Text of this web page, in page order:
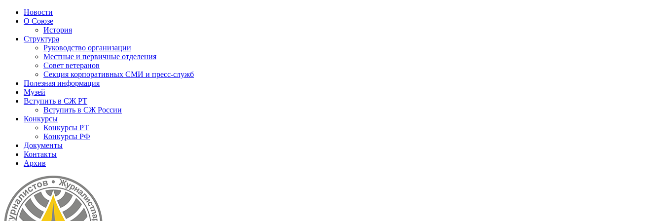
Новости
О Союзе
История
Структура
Руководство организации
Местные и первичные отделения
Совет ветеранов
Секция корпоративных СМИ и пресс-служб
Полезная информация
Музей
Вступить в СЖ РТ
Вступить в СЖ России
Конкурсы
Конкурсы РТ
Конкурсы РФ
Документы
Контакты
Архив